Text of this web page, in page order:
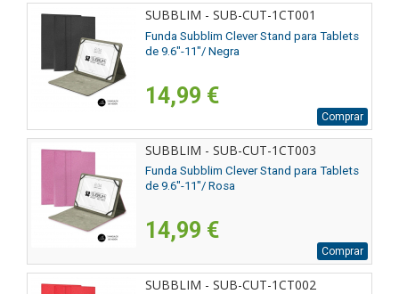
SUBBLIM - SUB-CUT-1CT001
Funda Subblim Clever Stand para Tablets
de 9.6"-11"/ Negra
14,99 €
Comprar
SUBBLIM - SUB-CUT-1CT003
Funda Subblim Clever Stand para Tablets
de 9.6"-11"/ Rosa
14,99 €
Comprar
SUBBLIM - SUB-CUT-1CT002